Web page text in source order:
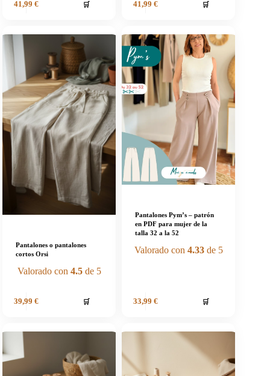
41,99 € 🛒 41,99 € 🛒
Pantalones o pantalones
cortos Orsi
Valorado con 4.5de 5
39,99 € 🛒
Pantalones Pym’s – patrón
en PDF para mujer de la
talla 32 a la 52
Valorado con 4.33de 5
33,99 € 🛒